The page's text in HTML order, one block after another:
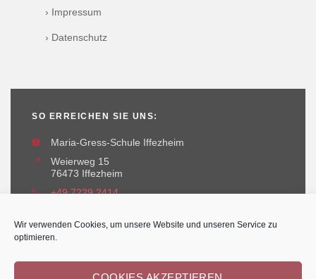
Wir verwenden Cookies, um unsere Website und unseren Service zu
optimieren.
› Impressum
› Datenschutz
SO ERREICHEN SIE UNS:
🏫
Maria-Gress-Schule Iffezheim
📍
Weierweg 15
76473 Iffezheim
📞
+49 7229 2414